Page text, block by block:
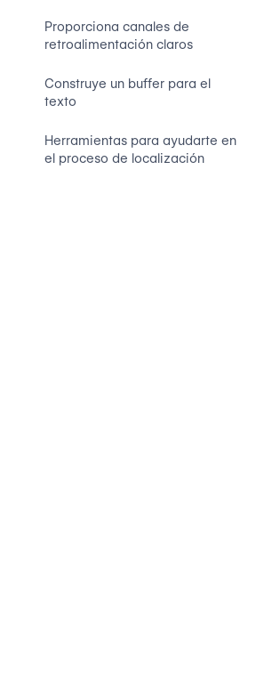
Proporciona canales de
retroalimentación claros
Construye un buffer para el
texto
Herramientas para ayudarte en
el proceso de localización